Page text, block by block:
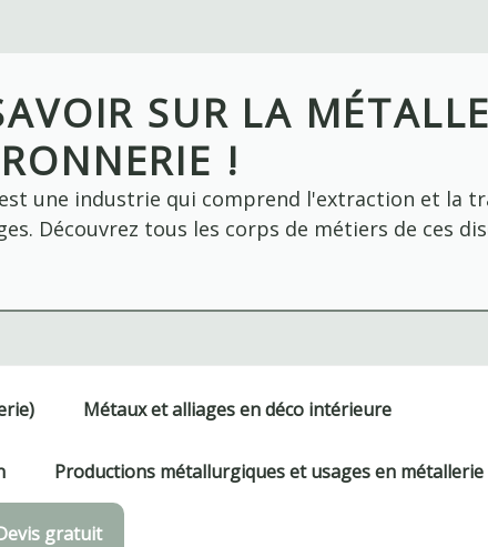
SUR LA
!
une industrie qui comprend l'extraction et la
Découvrez tous les corps de métiers de ces
Métaux et alliages en déco intérieure
Productions métallurgiques et usages en métallerie
gratuit